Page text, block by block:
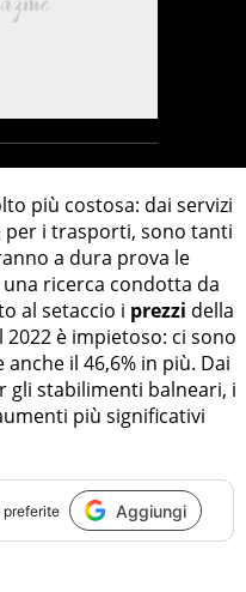
più costosa: dai servizi
i trasporti, sono tanti
a dura prova le
ricerca condotta da
al setaccio i prezzi della
è impietoso: ci sono
il 46,6% in più. Dai
gli stabilimenti balneari, i
più significativi
preferite Aggiungi